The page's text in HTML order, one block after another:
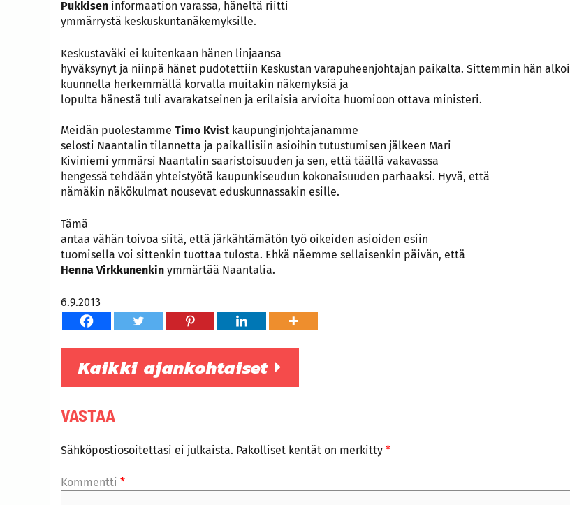
Pukkisen informaation varassa, häneltä riitti
ymmärrystä keskuskuntanäkemyksille.
Keskustaväki ei kuitenkaan hänen linjaansa
hyväksynyt ja niinpä hänet pudotettiin Keskustan varapuheenjohtajan paikalta. Sittemmin hän alkoi
kuunnella herkemmällä korvalla muitakin näkemyksiä ja
lopulta hänestä tuli avarakatseinen ja erilaisia arvioita huomioon ottava ministeri.
Meidän puolestamme Timo Kvist kaupunginjohtajanamme
selosti Naantalin tilannetta ja paikallisiin asioihin tutustumisen jälkeen Mari
Kiviniemi ymmärsi Naantalin saaristoisuuden ja sen, että täällä vakavassa
hengessä tehdään yhteistyötä kaupunkiseudun kokonaisuuden parhaaksi. Hyvä, että
nämäkin näkökulmat nousevat eduskunnassakin esille.
Tämä
antaa vähän toivoa siitä, että järkähtämätön työ oikeiden asioiden esiin
tuomisella voi sittenkin tuottaa tulosta. Ehkä näemme sellaisenkin päivän, että
Henna Virkkunenkin ymmärtää Naantalia.
6.9.2013
Kaikki ajankohtaiset
VASTAA
Sähköpostiosoitettasi ei julkaista. Pakolliset kentät on merkitty *
Kommentti *